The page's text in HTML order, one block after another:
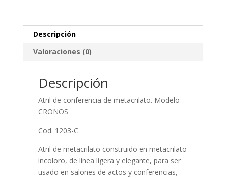
Descripción
Valoraciones (0)
Descripción
Atril de conferencia de metacrilato. Modelo
CRONOS
Cod. 1203-C
Atril de metacrilato construido en metacrilato
incoloro, de línea ligera y elegante, para ser
usado en salones de actos y conferencias,